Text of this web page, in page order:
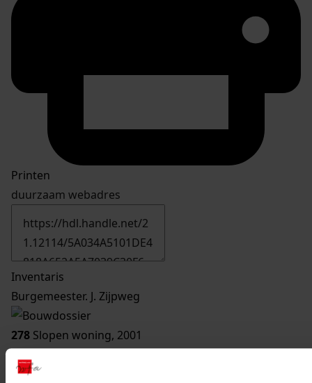
Printen
duurzaam webadres
Inventaris
Burgemeester. J. Zijpweg
278 Slopen woning, 2001
Datering:
2001